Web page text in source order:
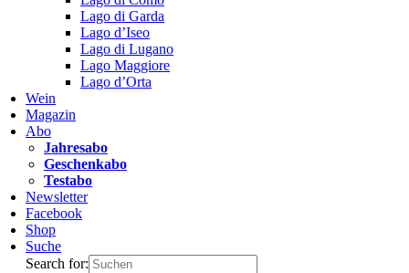
Lago di Garda
Lago d’Iseo
Lago di Lugano
Lago Maggiore
Lago d’Orta
Wein
Magazin
Abo
Jahresabo
Geschenkabo
Testabo
Newsletter
Facebook
Shop
Suche
Search for: